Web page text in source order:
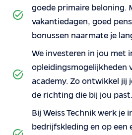
goede primaire beloning.
vakantiedagen, goed
bonussen naarmate je
We investeren in jou met
opleidingsmogelijkheden
academy. Zo ontwikkel jij
de richting die bij jou past.
Bij Weiss Technik werk je
bedrijfskleding en op een